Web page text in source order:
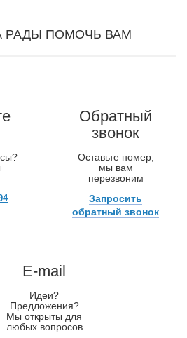
РАДЫ ПОМОЧЬ ВАМ
Обратный
звонок
Оставьте номер,
мы вам
перезвоним
Запросить
обратный звонок
E-mail
Идеи?
Предложения?
Мы открыты для
любых вопросов